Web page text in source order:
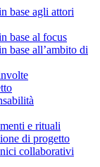
base agli attori
base al focus
base all’ambito di
e rituali
di progetto
collaborativi